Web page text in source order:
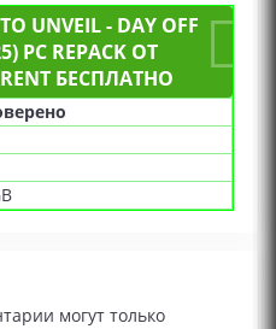
UNVEIL - DAY OFF
PC REPACK ОТ
БЕСПЛАТНО
могут только